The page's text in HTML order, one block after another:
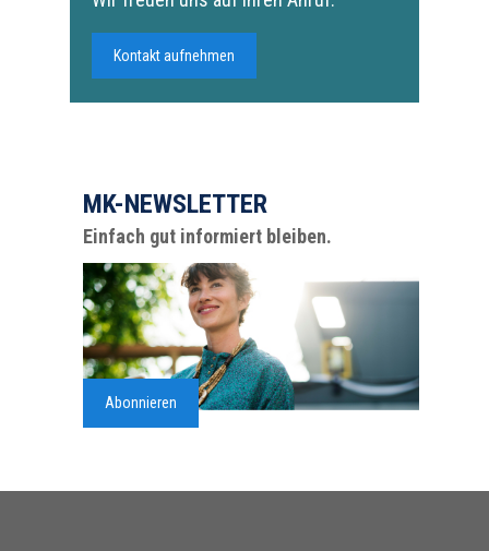
Kontakt aufnehmen
MK-NEWSLETTER
Einfach gut informiert bleiben.
Abonnieren